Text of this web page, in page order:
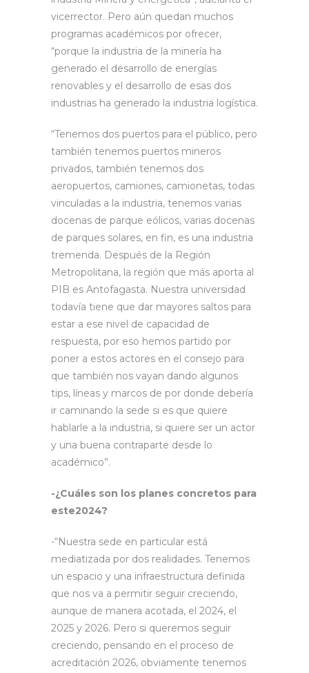
vicerrector. Pero aún quedan muchos
programas académicos por ofrecer,
“porque la industria de la minería ha
generado el desarrollo de energías
renovables y el desarrollo de esas dos
industrias ha generado la industria logística.
“Tenemos dos puertos para el público, pero
también tenemos puertos mineros
privados, también tenemos dos
aeropuertos, camiones, camionetas, todas
vinculadas a la industria, tenemos varias
docenas de parque eólicos, varias docenas
de parques solares, en fin, es una industria
tremenda. Después de la Región
Metropolitana, la región que más aporta al
PIB es Antofagasta. Nuestra universidad
todavía tiene que dar mayores saltos para
estar a ese nivel de capacidad de
respuesta, por eso hemos partido por
poner a estos actores en el consejo para
que también nos vayan dando algunos
tips, líneas y marcos de por donde debería
ir caminando la sede si es que quiere
hablarle a la industria, si quiere ser un actor
y una buena contraparte desde lo
académico”.
-¿Cuáles son los planes concretos para
este2024?
-“Nuestra sede en particular está
mediatizada por dos realidades. Tenemos
un espacio y una infraestructura definida
que nos va a permitir seguir creciendo,
aunque de manera acotada, el 2024, el
2025 y 2026. Pero si queremos seguir
creciendo, pensando en el proceso de
acreditación 2026, obviamente tenemos